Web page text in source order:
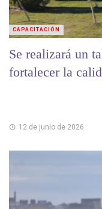
Se realizará un
fortalecer la
12 de junio de 2026
CAPACITACIÓN